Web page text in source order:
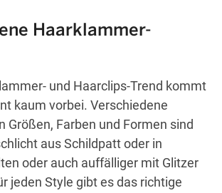
Haarklammer-
und Haarclips-Trend kommt
kaum vorbei. Verschiedene
Größen, Farben und Formen sind
aus Schildpatt oder in
oder auch auffälliger mit Glitzer
jeden Style gibt es das richtige